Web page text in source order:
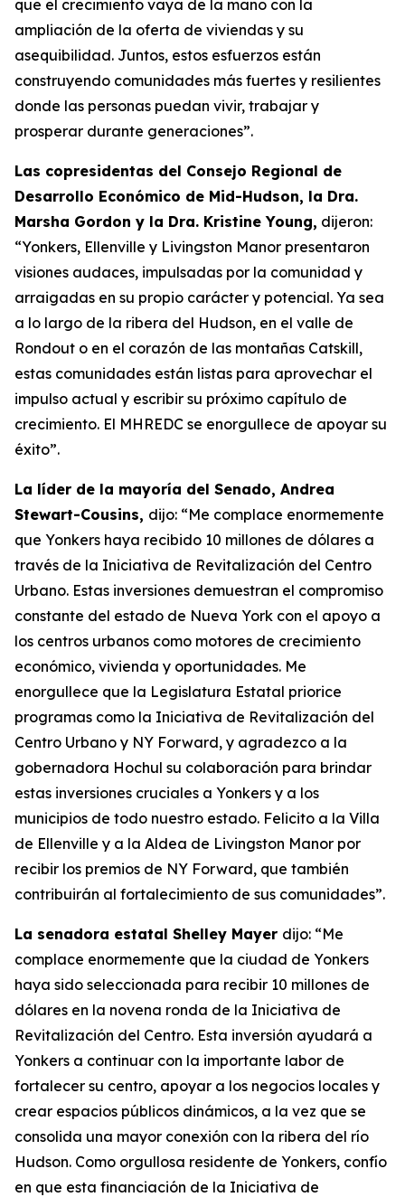
que el crecimiento vaya de la mano con la
ampliación de la oferta de viviendas y su
asequibilidad. Juntos, estos esfuerzos están
construyendo comunidades más fuertes y resilientes
donde las personas puedan vivir, trabajar y
prosperar durante generaciones”.
Las copresidentas del Consejo Regional de
Desarrollo Económico de Mid-Hudson, la Dra.
Marsha Gordon y la Dra. Kristine Young, dijeron:
“Yonkers, Ellenville y Livingston Manor presentaron
visiones audaces, impulsadas por la comunidad y
arraigadas en su propio carácter y potencial. Ya sea
a lo largo de la ribera del Hudson, en el valle de
Rondout o en el corazón de las montañas Catskill,
estas comunidades están listas para aprovechar el
impulso actual y escribir su próximo capítulo de
crecimiento. El MHREDC se enorgullece de apoyar su
éxito”.
La líder de la mayoría del Senado, Andrea
Stewart-Cousins, dijo: “Me complace enormemente
que Yonkers haya recibido 10 millones de dólares a
través de la Iniciativa de Revitalización del Centro
Urbano. Estas inversiones demuestran el compromiso
constante del estado de Nueva York con el apoyo a
los centros urbanos como motores de crecimiento
económico, vivienda y oportunidades. Me
enorgullece que la Legislatura Estatal priorice
programas como la Iniciativa de Revitalización del
Centro Urbano y NY Forward, y agradezco a la
gobernadora Hochul su colaboración para brindar
estas inversiones cruciales a Yonkers y a los
municipios de todo nuestro estado. Felicito a la Villa
de Ellenville y a la Aldea de Livingston Manor por
recibir los premios de NY Forward, que también
contribuirán al fortalecimiento de sus comunidades”.
La senadora estatal Shelley Mayer dijo: “Me
complace enormemente que la ciudad de Yonkers
haya sido seleccionada para recibir 10 millones de
dólares en la novena ronda de la Iniciativa de
Revitalización del Centro. Esta inversión ayudará a
Yonkers a continuar con la importante labor de
fortalecer su centro, apoyar a los negocios locales y
crear espacios públicos dinámicos, a la vez que se
consolida una mayor conexión con la ribera del río
Hudson. Como orgullosa residente de Yonkers, confío
en que esta financiación de la Iniciativa de